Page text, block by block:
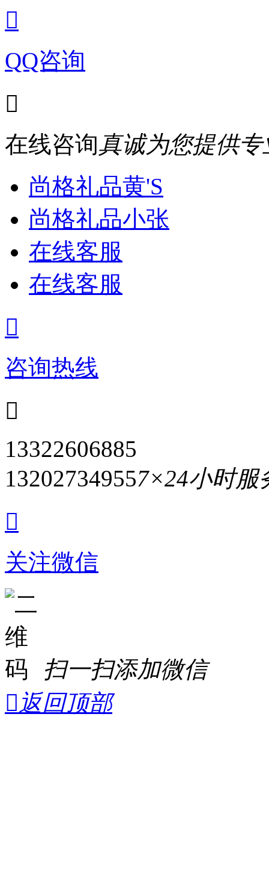

QQ咨询

在线咨询真诚为您提供
尚格礼品黄'S
尚格礼品小张
在线客服
在线客服

咨询热线

13322606885
132027349557×24小时服

关注微信
扫一扫添加微信
返回顶部